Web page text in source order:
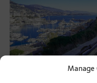
Manage